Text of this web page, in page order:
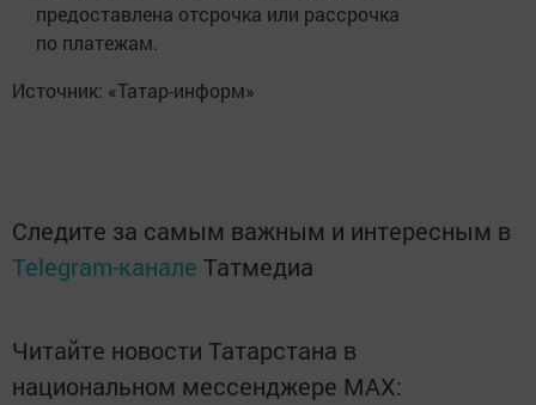
предоставлена отсрочка или рассрочка
по платежам.
Источник: «Татар-информ»
Следите за самым важным и интересным в
Telegram-канале Татмедиа
Читайте новости Татарстана в
национальном мессенджере MАХ: